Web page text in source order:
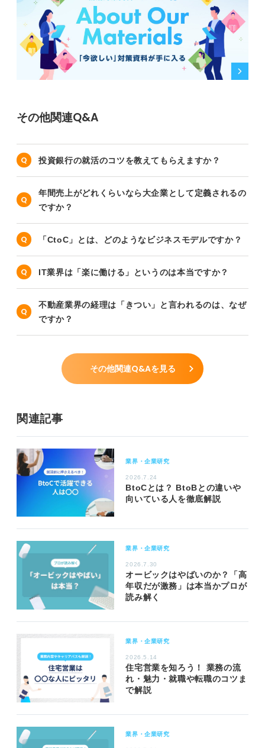
その他関連Q&A
投資銀行の就活のコツを教えてもらえますか？
年間売上がどれくらいなら大企業として定義されるの
ですか？
「CtoC」とは、どのようなビジネスモデルですか？
IT業界は「楽に働ける」というのは本当ですか？
不動産業界の経理は「きつい」と言われるのは、なぜ
ですか？
その他関連Q&Aを見る
関連記事
業界・企業研究
2026.7.24
BtoCとは？ BtoBとの違いや
向いている人を徹底解説
業界・企業研究
2026.7.30
オービックはやばいのか？「高
年収だが激務」は本当かプロが
読み解く
業界・企業研究
2026.5.14
住宅営業を知ろう！ 業務の流
れ・魅力・就職や転職のコツま
で解説
業界・企業研究